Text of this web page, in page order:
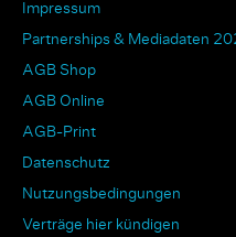
Impressum
Partnerships & Mediadaten
AGB Shop
AGB Online
AGB-Print
Datenschutz
Nutzungsbedingungen
Verträge hier kündigen